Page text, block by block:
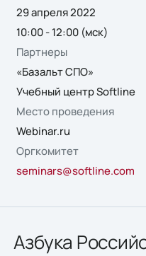
29 апреля 2022
10:00 - 12:00 (мск)
Партнеры
«Базальт СПО»
Учебный центр Softline
Место проведения
Webinar.ru
Оргкомитет
seminars@softline.com
Азбука